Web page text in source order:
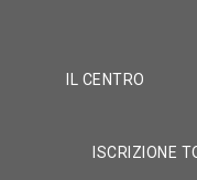
IL CENTRO
ISCRIZIONE